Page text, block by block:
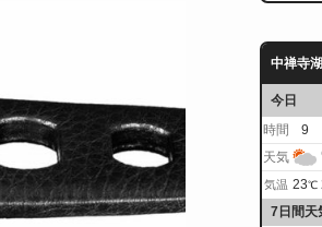
中禅寺
今日
時間
9
天気
気温 23℃
7日間天